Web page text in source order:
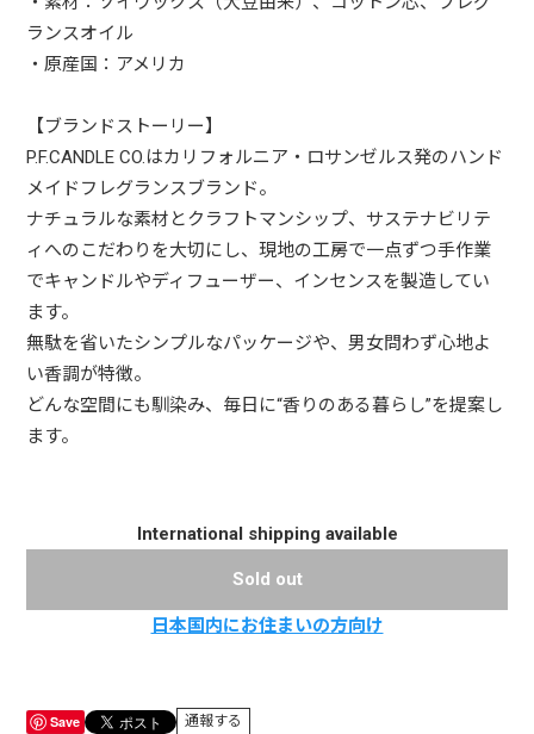
ランスオイル
・原産国：アメリカ
【ブランドストーリー】
P.F.CANDLE CO.はカリフォルニア・ロサンゼルス発のハンド
メイドフレグランスブランド。
ナチュラルな素材とクラフトマンシップ、サステナビリテ
ィへのこだわりを大切にし、現地の工房で一点ずつ手作業
でキャンドルやディフューザー、インセンスを製造してい
ます。
無駄を省いたシンプルなパッケージや、男女問わず心地よ
い香調が特徴。
どんな空間にも馴染み、毎日に“香りのある暮らし”を提案し
ます。
International shipping available
Sold out
日本国内にお住まいの方向け
Save 通報する